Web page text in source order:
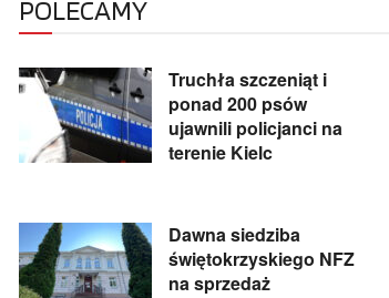
POLECAMY
Truchła szczeniąt i
ponad 200 psów
ujawnili policjanci na
terenie Kielc
Dawna siedziba
świętokrzyskiego NFZ
na sprzedaż